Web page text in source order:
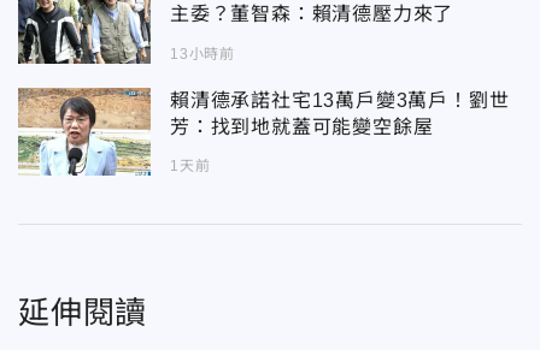
主委？董智森：賴清德壓力來了
13小時前
賴清德承諾社宅13萬戶變3萬戶！劉世
芳：找到地就蓋可能變空餘屋
1天前
延伸閱讀